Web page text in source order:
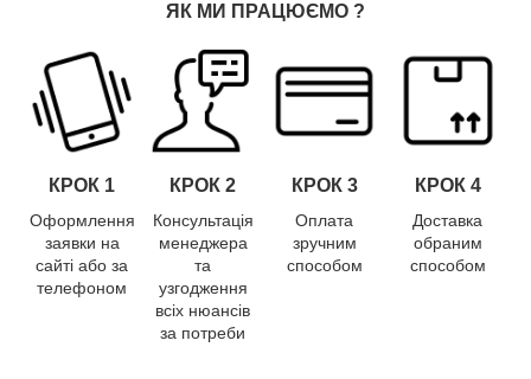
ЯК МИ ПРАЦЮЄМО ?
КРОК 1 КРОК 2 КРОК 3 КРОК 4
Оформлення
заявки на
сайті або за
телефоном
Консультація
менеджера
та
узгодження
всіх нюансів
за потреби
Оплата
зручним
способом
Доставка
обраним
способом